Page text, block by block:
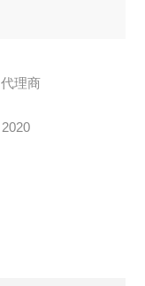
代理商
2020